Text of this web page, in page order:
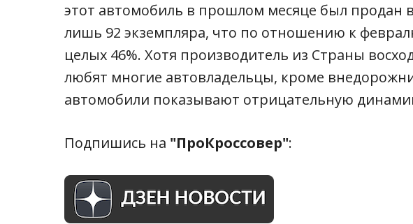
этот автомобиль в прошлом месяце был продан в
лишь 92 экземпляра, что по отношению к
целых 46%. Хотя производитель из Страны
любят многие автовладельцы, кроме
автомобили показывают отрицательную
Подпишись на "ПроКроссовер":